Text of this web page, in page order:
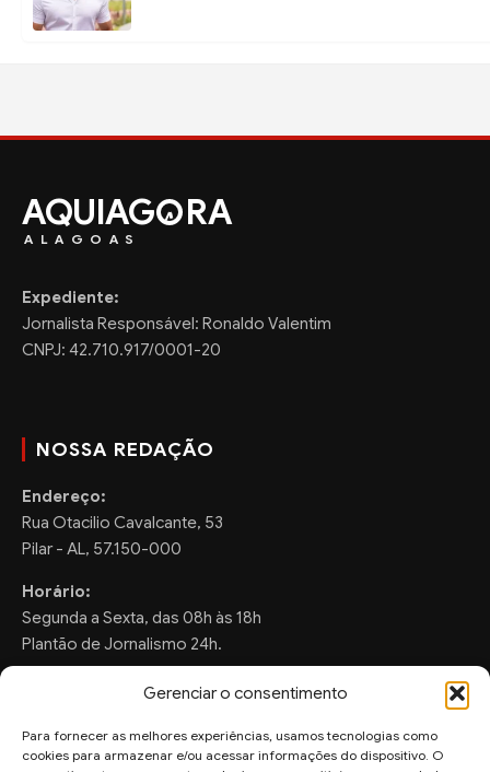
Gerenciar o consentimento
Para fornecer as melhores experiências, usamos tecnologias como
cookies para armazenar e/ou acessar informações do dispositivo. O
AQUIAG RA
ALAGOAS
Expediente:
Jornalista Responsável: Ronaldo Valentim
CNPJ: 42.710.917/0001-20
NOSSA REDAÇÃO
Endereço:
Rua Otacilio Cavalcante, 53
Pilar - AL, 57.150-000
Horário:
Segunda a Sexta, das 08h às 18h
Plantão de Jornalismo 24h.
FALE CONOSCO